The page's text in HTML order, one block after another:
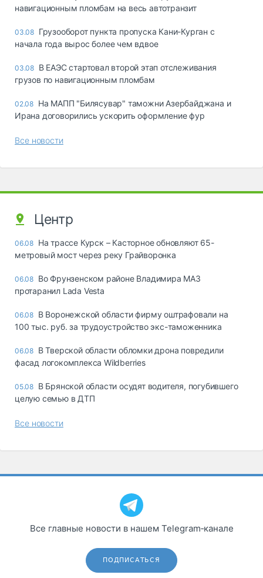
навигационным пломбам на весь автотранзит
03.08 Грузооборот пункта пропуска Кани-Курган с
начала года вырос более чем вдвое
03.08 В ЕАЭС стартовал второй этап отслеживания
грузов по навигационным пломбам
02.08 На МАПП "Билясувар" таможни Азербайджана и
Ирана договорились ускорить оформление фур
Все новости
Центр
06.08 На трассе Курск – Касторное обновляют 65-
метровый мост через реку Грайворонка
06.08 Во Фрунзенском районе Владимира МАЗ
протаранил Lada Vesta
06.08 В Воронежской области фирму оштрафовали на
100 тыс. руб. за трудоустройство экс-таможенника
06.08 В Тверской области обломки дрона повредили
фасад логокомплекса Wildberries
05.08 В Брянской области осудят водителя, погубившего
целую семью в ДТП
Все новости
Все главные новости в нашем Telegram‑канале
ПОДПИСАТЬСЯ